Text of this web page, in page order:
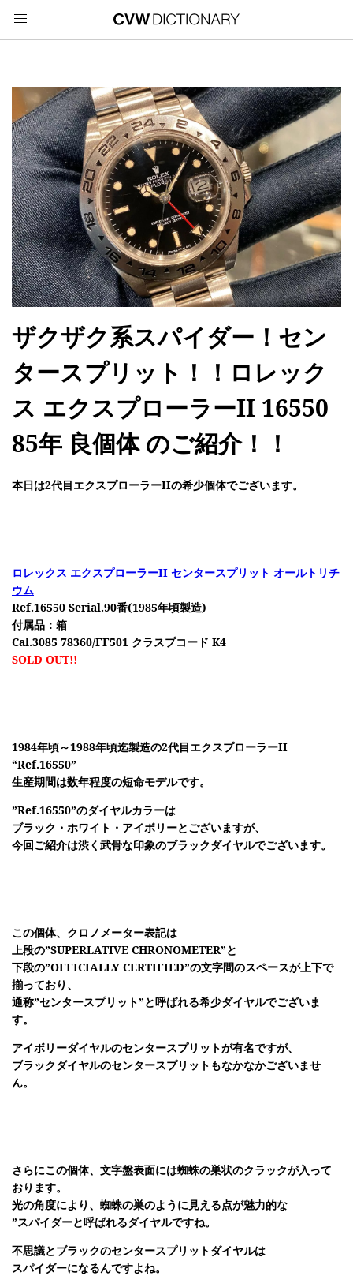
ザクザク系スパイダー！セン
タースプリット！！ロレック
ス エクスプローラーII 16550
85年 良個体 のご紹介！！
本日は2代目エクスプローラーIIの希少個体でございます。
ロレックス エクスプローラーII センタースプリット オールトリチ
ウム
Ref.16550 Serial.90番(1985年頃製造)
付属品：箱
Cal.3085 78360/FF501 クラスプコード K4
SOLD OUT!!
1984年頃～1988年頃迄製造の2代目エクスプローラーII
“Ref.16550”
生産期間は数年程度の短命モデルです。
”Ref.16550”のダイヤルカラーは
ブラック・ホワイト・アイボリーとございますが、
今回ご紹介は渋く武骨な印象のブラックダイヤルでございます。
この個体、クロノメーター表記は
上段の”SUPERLATIVE CHRONOMETER”と
下段の”OFFICIALLY CERTIFIED”の文字間のスペースが上下で
揃っており、
通称”センタースプリット”と呼ばれる希少ダイヤルでございま
す。
アイボリーダイヤルのセンタースプリットが有名ですが、
ブラックダイヤルのセンタースプリットもなかなかございませ
ん。
さらにこの個体、文字盤表面には蜘蛛の巣状のクラックが入って
おります。
光の角度により、蜘蛛の巣のように見える点が魅力的な
”スパイダーと呼ばれるダイヤルですね。
不思議とブラックのセンタースプリットダイヤルは
スパイダーになるんですよね。